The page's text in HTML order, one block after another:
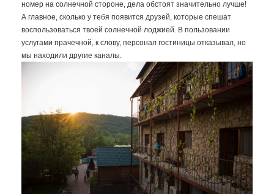
номер на солнечной стороне, дела обстоят значительно лучше!
А главное, сколько у тебя появится друзей, которые спешат
воспользоваться твоей солнечной лоджией. В пользовании
услугами прачечной, к слову, персонал гостиницы отказывал, но
мы находили другие каналы.